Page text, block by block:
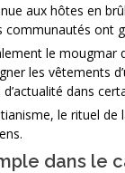
aux hôtes en
communautés ont
le mougmar
les vêtements
dans
le rituel de
dans le